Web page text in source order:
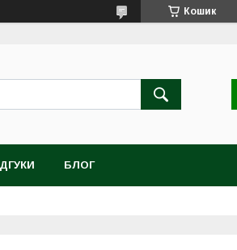
Кошик
БЛОГ